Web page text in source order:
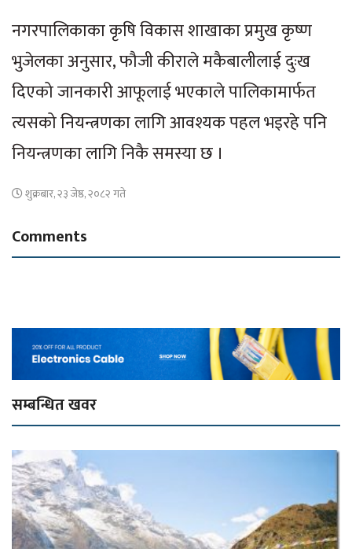
नगरपालिकाका कृषि विकास शाखाका प्रमुख कृष्ण
भुजेलका अनुसार, फौजी कीराले मकैबालीलाई दुःख
दिएको जानकारी आफूलाई भएकाले पालिकामार्फत
त्यसको नियन्त्रणका लागि आवश्यक पहल भइरहे पनि
नियन्त्रणका लागि निकै समस्या छ ।
शुक्रबार, २३ जेष्ठ, २०८२ गते
Comments
सम्बन्धित खवर